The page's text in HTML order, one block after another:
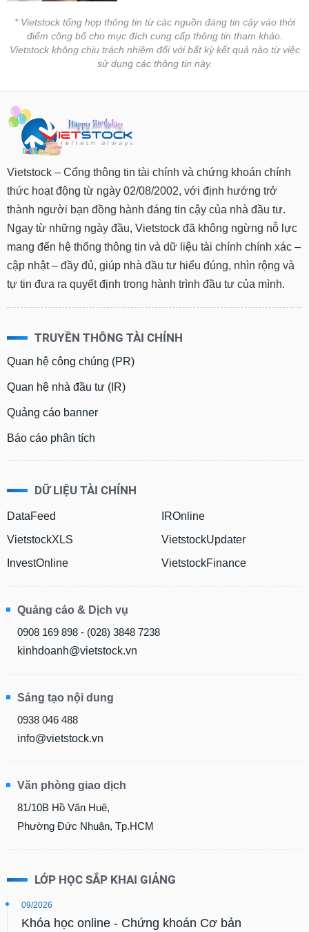
* Vietstock tổng hợp thông tin từ các nguồn đáng tin cậy vào thời
điểm công bố cho mục đích cung cấp thông tin tham khảo.
Vietstock không chịu trách nhiệm đối với bất kỳ kết quả nào từ việc
sử dụng các thông tin này.
Vietstock – Cổng thông tin tài chính và chứng khoán chính
thức hoạt động từ ngày 02/08/2002, với định hướng trở
thành người bạn đồng hành đáng tin cậy của nhà đầu tư.
Ngay từ những ngày đầu, Vietstock đã không ngừng nỗ lực
mang đến hệ thống thông tin và dữ liệu tài chính chính xác –
cập nhật – đầy đủ, giúp nhà đầu tư hiểu đúng, nhìn rộng và
tự tin đưa ra quyết định trong hành trình đầu tư của mình.
TRUYỀN THÔNG TÀI CHÍNH
Quan hệ công chúng (PR)
Quan hệ nhà đầu tư (IR)
Quảng cáo banner
Báo cáo phân tích
DỮ LIỆU TÀI CHÍNH
DataFeed
VietstockXLS
InvestOnline
IROnline
VietstockUpdater
VietstockFinance
Quảng cáo & Dịch vụ
0908 169 898 - (028) 3848 7238
kinhdoanh@vietstock.vn
Sáng tạo nội dung
0938 046 488
info@vietstock.vn
Văn phòng giao dịch
81/10B Hồ Văn Huê,
Phường Đức Nhuận, Tp.HCM
LỚP HỌC SẮP KHAI GIẢNG
09/2026
Khóa học online - Chứng khoán Cơ bản